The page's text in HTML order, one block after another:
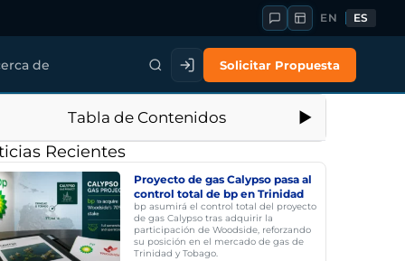
EN ES
de Solicitar Propuesta
Tabla de Contenidos
Recientes
Proyecto de gas Calypso pasa al
control total de bp en Trinidad
bp asumirá el control total del proyecto
de gas Calypso tras adquirir la
participación de Woodside, reforzando
su posición en el mercado de gas de
Trinidad y Tobago.